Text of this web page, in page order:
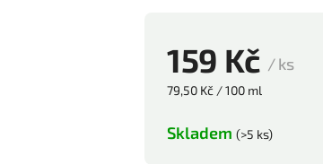
159 Kč / ks
79,50 Kč / 100 ml
Skladem (>5 ks)